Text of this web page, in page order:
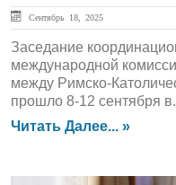
Сентябрь 18, 2025
Заседание
международной
между Римско-
прошло 8-12 сентября
Читать Далее... »